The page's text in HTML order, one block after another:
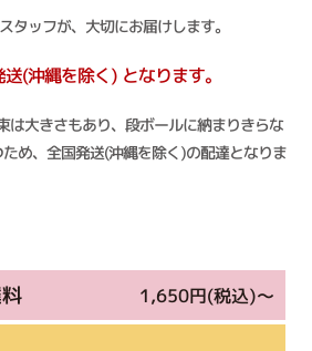
タッフが、大切にお届けします。
送(沖縄を除く) となります。
は大きさもあり、段ボールに納まりきらな
め、全国発送(沖縄を除く)の配達となりま
1,650円(税込)～